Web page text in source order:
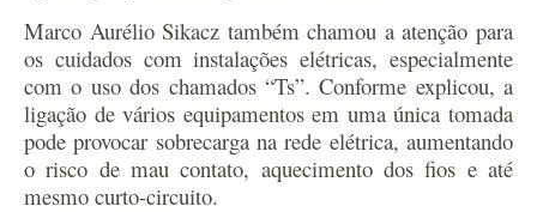
Marco Aurélio Sikacz também chamou a atenção para
os cuidados com instalações elétricas, especialmente
com o uso dos chamados “Ts”. Conforme explicou, a
ligação de vários equipamentos em uma única tomada
pode provocar sobrecarga na rede elétrica, aumentando
o risco de mau contato, aquecimento dos fios e até
mesmo curto-circuito.